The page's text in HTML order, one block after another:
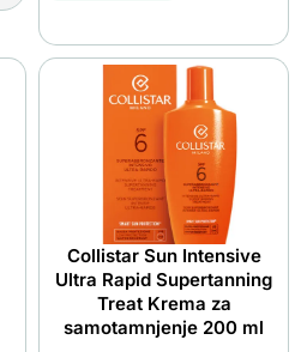
Collistar Sun Intensive
Ultra Rapid Supertanning
Treat Krema za
samotamnjenje 200 ml